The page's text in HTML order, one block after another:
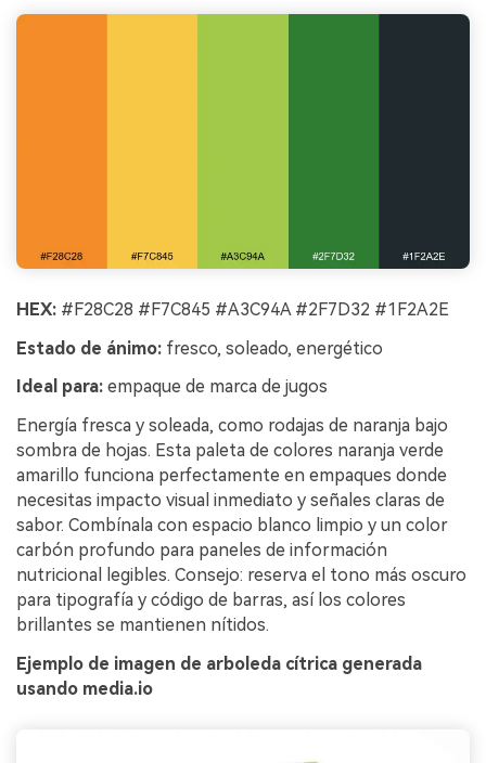
HEX: #F28C28 #F7C845 #A3C94A #2F7D32 #1F2A2E
Estado de ánimo: fresco, soleado, energético
Ideal para: empaque de marca de jugos
Energía fresca y soleada, como rodajas de naranja bajo
sombra de hojas. Esta paleta de colores naranja verde
amarillo funciona perfectamente en empaques donde
necesitas impacto visual inmediato y señales claras de
sabor. Combínala con espacio blanco limpio y un color
carbón profundo para paneles de información
nutricional legibles. Consejo: reserva el tono más oscuro
para tipografía y código de barras, así los colores
brillantes se mantienen nítidos.
Ejemplo de imagen de arboleda cítrica generada
usando media.io